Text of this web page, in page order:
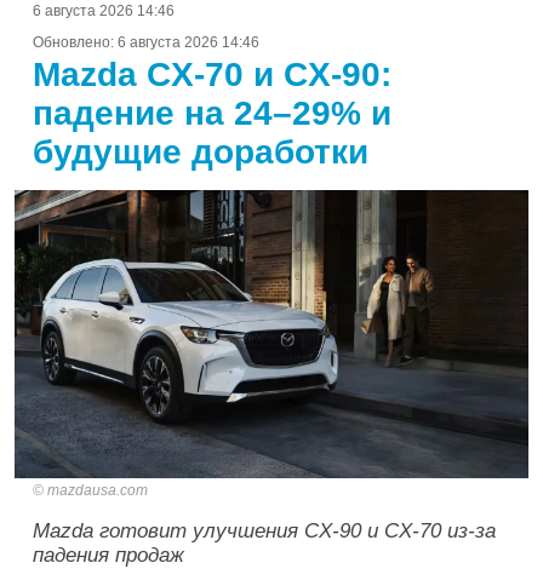
6 августа 2026 14:46
Обновлено: 6 августа 2026 14:46
Mazda CX-70 и CX-90:
падение на 24–29% и
будущие доработки
mazdausa.com
Mazda готовит улучшения CX-90 и CX-70 из-за
падения продаж